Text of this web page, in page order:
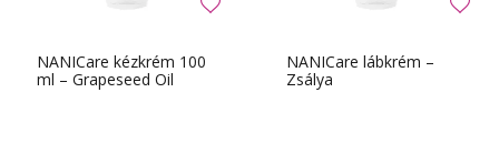
NANICare kézkrém 100
ml – Grapeseed Oil
NANICare lábkrém –
Zsálya